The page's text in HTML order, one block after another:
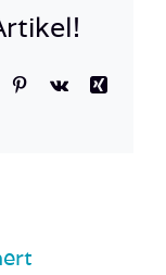
Pinterest
Vk
Xing